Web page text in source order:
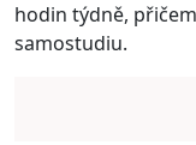
hodin týdně,
samostudiu.